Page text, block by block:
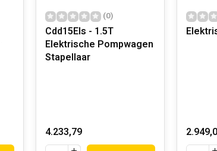
(0)
Cdd15Els - 1.5T
Elektrische Pompwagen
Stapellaar
4.233,79